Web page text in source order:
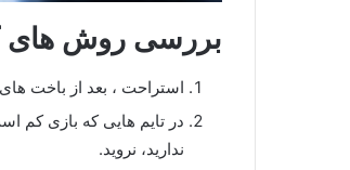
بررسی روش های
استراحت ، بعد از باخت
در تایم هایی که بازی کم
ندارید، نروید.